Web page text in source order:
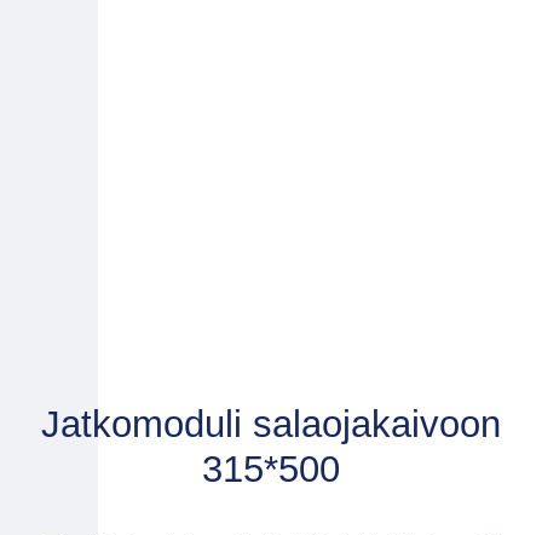
Jatkomoduli salaojakaivoon
315*500